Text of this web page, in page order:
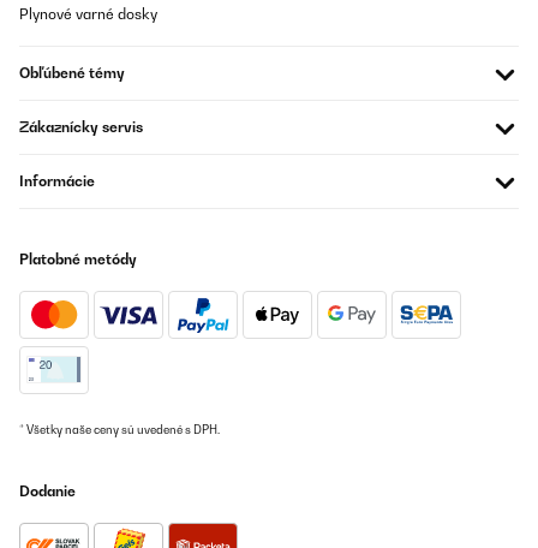
sollte dringend nachgebessert werden
07/10/2023
überwältigend.
Amazon-Benutzer
Preložiť
Plynové varné dosky
Obľúbené témy
Zákaznícky servis
Informácie
Platobné metódy
* Všetky naše ceny sú uvedené s DPH.
Dodanie